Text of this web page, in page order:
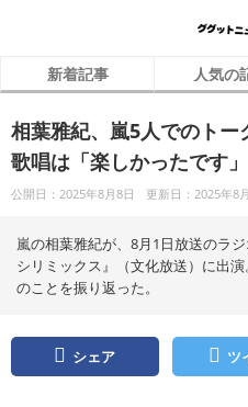
新着記事 人気の
相葉雅紀、嵐5人でのトー
歌唱は「楽しかったです」
公開日：2025年8月8日 更新日：2025年8
嵐の相葉雅紀が、8月1日放送のラ
シリミックス』（文化放送）に出
のことを振り返った。
シェア ツ